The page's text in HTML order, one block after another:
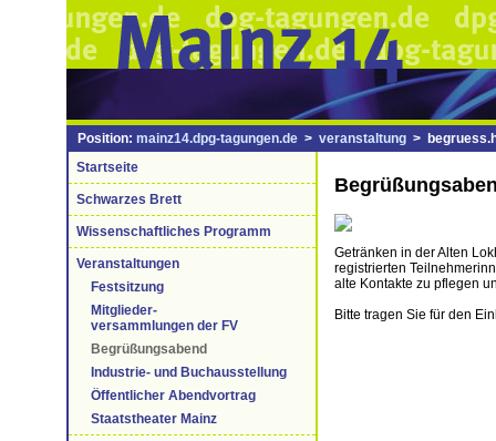
Position: mainz14.dpg-tagungen.de > veranstaltung >
Startseite
Schwarzes Brett
Wissenschaftliches Programm
Veranstaltungen
Festsitzung
Mitglieder-
versammlungen der FV
Begrüßungsabend
Industrie- und Buchausstellung
Öffentlicher Abendvortrag
Staatstheater Mainz
Getränken in der Alten
registrierten
alte Kontakte zu pflegen
Bitte tragen Sie für den